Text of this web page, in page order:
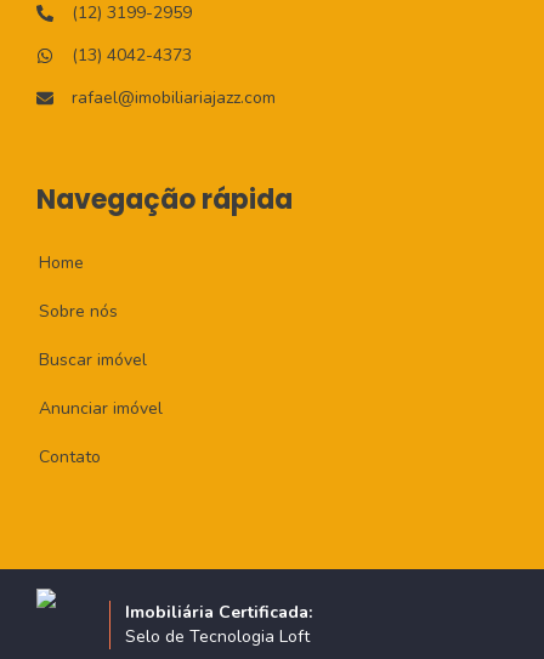
(12) 3199-2959
(13) 4042-4373
rafael@imobiliariajazz.com
Navegação rápida
Home
Sobre nós
Buscar imóvel
Anunciar imóvel
Contato
Imobiliária Certificada:
Selo de Tecnologia Loft